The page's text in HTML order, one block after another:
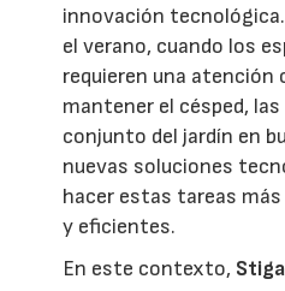
innovación
el verano, cuando los
requieren una atención
mantener el césped,
conjunto del jardín en
nuevas soluciones
hacer estas tareas
y eficientes.
En este contexto, Stiga